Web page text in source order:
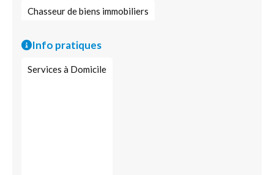
Chasseur de biens immobiliers
Info pratiques
Services à Domicile